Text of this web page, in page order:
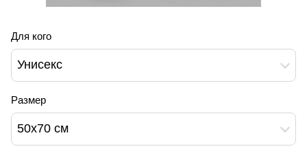
Для кого
Унисекс
Размер
50х70 см